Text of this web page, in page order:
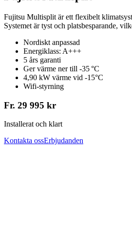
Fujitsu Multisplit är ett flexibelt
Systemet är tyst och platsbesparande,
Nordiskt anpassad
Energiklass: A+++
5 års garanti
Ger värme ner till -35 °C
4,90 kW värme vid -15°C
Wifi-styrning
Fr. 29 995 kr
Installerat och klart
Kontakta ossErbjudanden